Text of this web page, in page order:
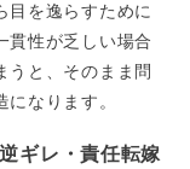
目を逸らすために
貫性が乏しい場合
うと、そのまま問
なります。
ギレ・責任転嫁